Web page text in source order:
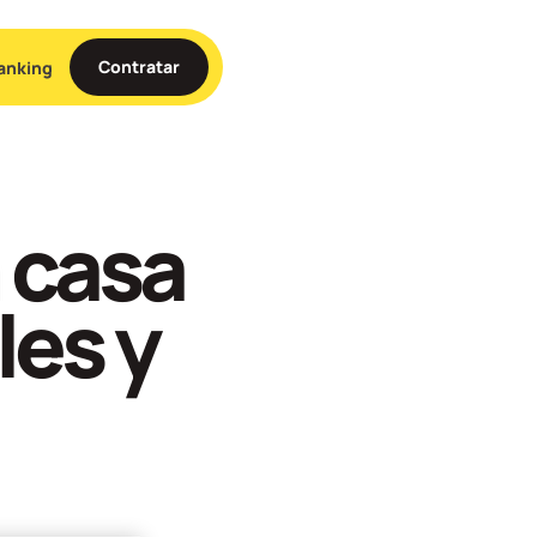
Contratar
y